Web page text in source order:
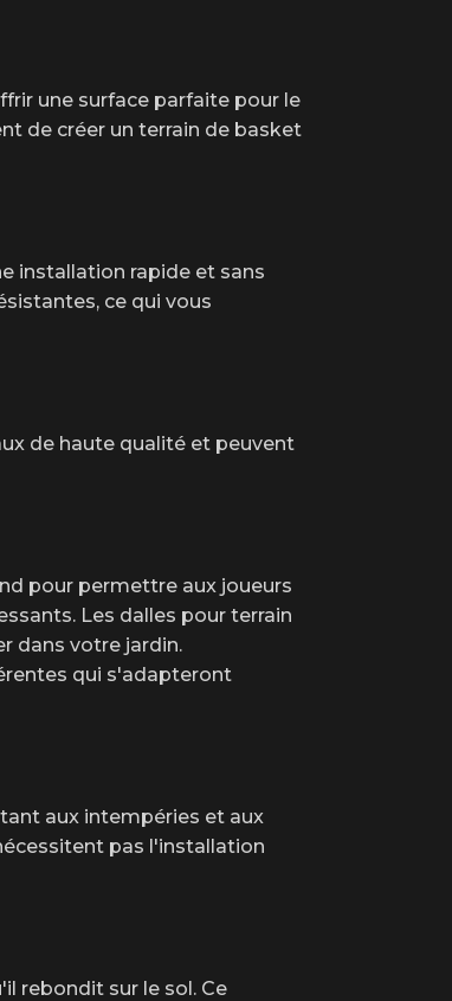
une surface parfaite pour le
de créer un terrain de basket
installation rapide et sans
ce qui vous
de haute qualité et peuvent
pour permettre aux joueurs
Les dalles pour terrain
dans votre jardin.
qui s'adapteront
aux intempéries et aux
pas l'installation
rebondit sur le sol. Ce